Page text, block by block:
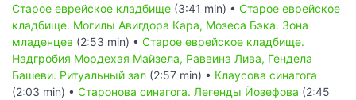
Старое еврейское кладбище (3:41 min) • Старое еврейское
кладбище. Могилы Авигдора Кара, Мозеса Бэка. Зона
младенцев (2:53 min) • Старое еврейское кладбище.
Надгробия Мордехая Майзела, Раввина Лива, Гендела
Башеви. Ритуальный зал (2:57 min) • Клаусова синагога
(2:03 min) • Старонова синагога. Легенды Йозефова (2:45